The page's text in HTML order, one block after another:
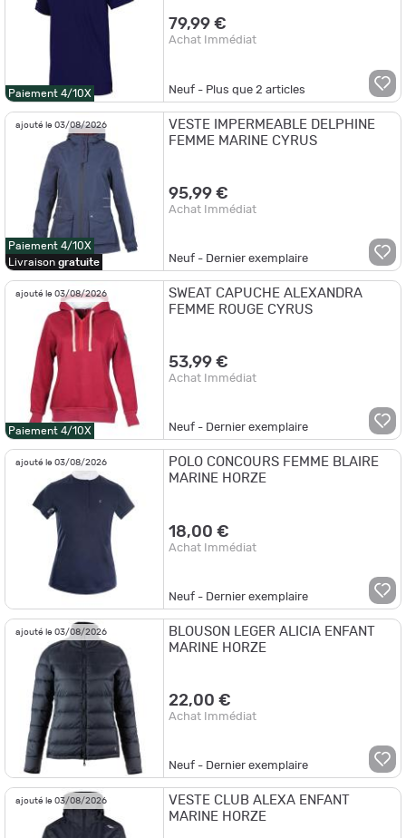
Paiement 4/10X
79,99 €
Achat Immédiat
Neuf - Plus que2 articles
ajouté le 03/08/2026
Paiement 4/10X
Livraison gratuite
VESTE IMPERMEABLE DELPHINE
FEMME MARINE CYRUS
95,99 €
Achat Immédiat
Neuf - Dernier exemplaire
ajouté le 03/08/2026
Paiement 4/10X
SWEAT CAPUCHE ALEXANDRA
FEMME ROUGE CYRUS
53,99 €
Achat Immédiat
Neuf - Dernier exemplaire
ajouté le 03/08/2026
POLO CONCOURS FEMME BLAIRE
MARINE HORZE
18,00 €
Achat Immédiat
Neuf - Dernier exemplaire
ajouté le 03/08/2026
BLOUSON LEGER ALICIA ENFANT
MARINE HORZE
22,00 €
Achat Immédiat
Neuf - Dernier exemplaire
ajouté le 03/08/2026
VESTE CLUB ALEXA ENFANT
MARINE HORZE